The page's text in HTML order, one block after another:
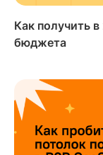
Как получить
бюджета